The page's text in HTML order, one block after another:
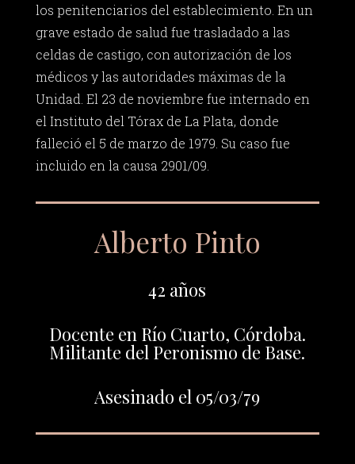
los penitenciarios del establecimiento. En un
grave estado de salud fue trasladado a las
celdas de castigo, con autorización de los
médicos y las autoridades máximas de la
Unidad. El 23 de noviembre fue internado en
el Instituto del Tórax de La Plata, donde
falleció el 5 de marzo de 1979. Su caso fue
incluido en la causa 2901/09.
Alberto Pinto
42 años
Docente en Río Cuarto, Córdoba.
Militante del Peronismo de Base.
Asesinado el 05/03/79